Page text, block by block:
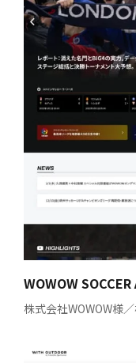
WOWOW
株式会社WOWOW様／